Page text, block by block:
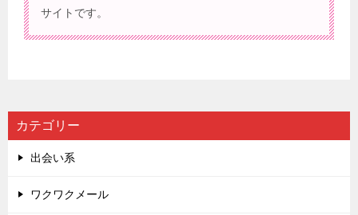
サイトです。
カテゴリー
出会い系
ワクワクメール